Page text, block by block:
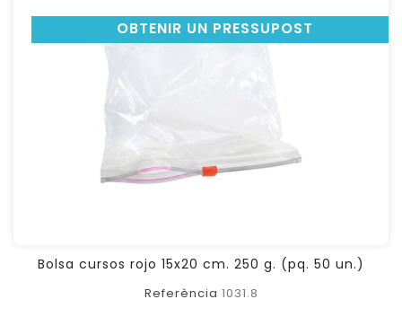
OBTENIR UN PRESSUPOST
Bolsa cursos rojo 15x20 cm. 250 g. (pq. 50 un.)
Referència 1031.8